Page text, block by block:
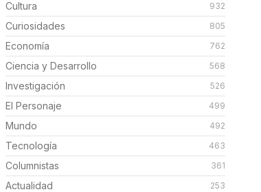
Cultura 932
Curiosidades 805
Economía 762
Ciencia y Desarrollo 568
Investigación 526
El Personaje 499
Mundo 492
Tecnología 463
Columnistas 361
Actualidad 253